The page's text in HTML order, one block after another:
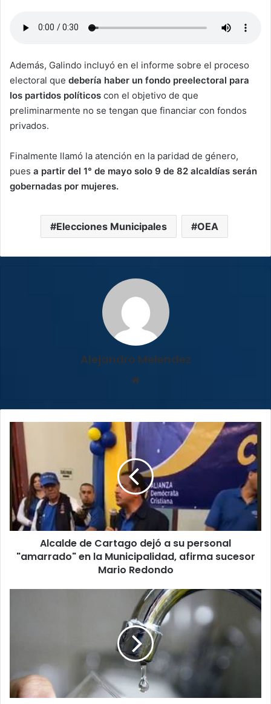
Además, Galindo incluyó en el informe sobre el proceso
electoral que debería haber un fondo preelectoral para
los partidos políticos con el objetivo de que
preliminarmente no se tengan que financiar con fondos
privados.
Finalmente llamó la atención en la paridad de género,
pues a partir del 1° de mayo solo 9 de 82 alcaldías serán
gobernadas por mujeres.
Elecciones Municipales OEA
Alejandro Melendez
Alcalde
de
Cartago
su
personal
"amarrado"
en
Municipalidad,
Mario
Alcalde de Cartago dejó a su personal
"amarrado" en la Municipalidad, afirma sucesor
Mario Redondo
cortes
de